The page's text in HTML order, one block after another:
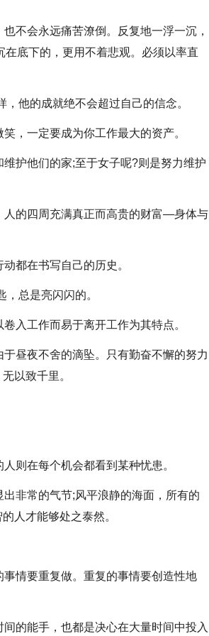
会永远痛苦潦倒。反复地一浮一沉，
底下的，更用不着悲观。必须以率直
他的成就绝不会超过自己的信念。
一定要成为你工作最大的资产。
护他们的家;至于女子呢?则是努力维护
的四周充满真正而高贵的财富—身体与
都在书写自己的历史。
总是亮闪闪的。
工作而易于离开工作为其特点。
昼夜不舍的滴坠。只有勤奋不懈的努力
以致千里。
则在每个机会都看到某种忧患。
非常的气节;风平浪静的海面，所有的
人才能够处之泰然。
情要重复做。重复的事情要创造性地
的能手，也都是决心在大量时间中投入